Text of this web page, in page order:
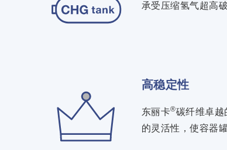
承受压缩氢气超高
高稳定性
东丽卡®碳纤维卓越
的灵活性，使容器